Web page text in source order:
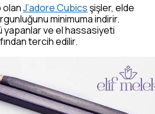
olanJ’adore Cubics şişler, elde
minimuma indirir.
yapanlar ve el hassasiyeti
tercih edilir.